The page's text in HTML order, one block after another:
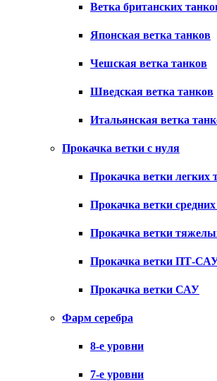
Ветка британских
Японская ветка танков
Чешская ветка танков
Шведская ветка танков
Итальянская ветка
Прокачка ветки с нуля
Прокачка ветки легких
Прокачка ветки
Прокачка ветки
Прокачка ветки ПТ-
Прокачка ветки САУ
Фарм серебра
8-е уровни
7-е уровни